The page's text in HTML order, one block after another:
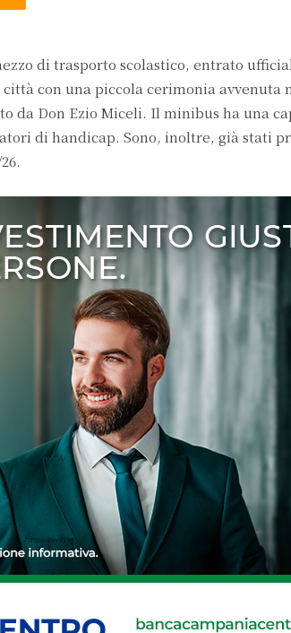
di trasporto scolastico, entrato
con una piccola cerimonia avvenuta
da Don Ezio Miceli. Il minibus ha una
di handicap. Sono, inoltre, già stati